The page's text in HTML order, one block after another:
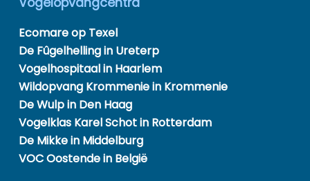
Ecomare op Texel
De Fûgelhelling in Ureterp
Vogelhospitaal in Haarlem
Wildopvang Krommenie in Krommenie
De Wulp in Den Haag
Vogelklas Karel Schot in Rotterdam
De Mikke in Middelburg
VOC Oostende in België